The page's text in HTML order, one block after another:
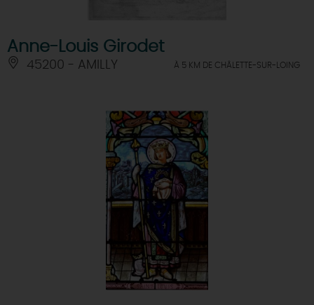
Anne-Louis Girodet
45200 - AMILLY À 5 KM DE CHÂLETTE-SUR-LOING